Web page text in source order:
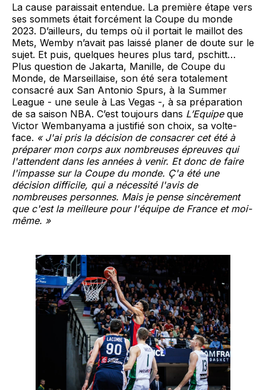
La cause paraissait entendue. La première étape vers
ses sommets était forcément la Coupe du monde
2023. D’ailleurs, du temps où il portait le maillot des
Mets, Wemby n’avait pas laissé planer de doute sur le
sujet. Et puis, quelques heures plus tard, pschitt…
Plus question de Jakarta, Manille, de Coupe du
Monde, de Marseillaise, son été sera totalement
consacré aux San Antonio Spurs, à la Summer
League - une seule à Las Vegas -, à sa préparation
de sa saison NBA. C’est toujours dans L’Equipe que
Victor Wembanyama a justifié son choix, sa volte-
face. « J'ai pris la décision de consacrer cet été à
préparer mon corps aux nombreuses épreuves qui
l'attendent dans les années à venir. Et donc de faire
l'impasse sur la Coupe du monde. Ç'a été une
décision difficile, qui a nécessité l'avis de
nombreuses personnes. Mais je pense sincèrement
que c'est la meilleure pour l'équipe de France et moi-
même. »